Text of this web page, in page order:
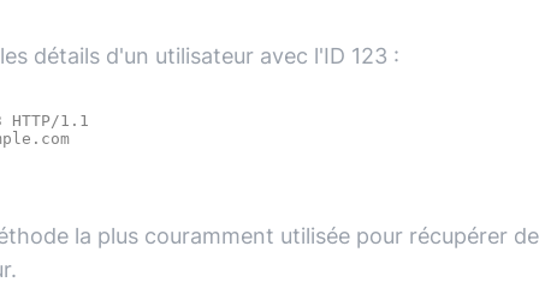
détails d'un utilisateur avec l'ID 123 :
HTTP/1.1
Host: www.example.com
la plus couramment utilisée pour récupérer